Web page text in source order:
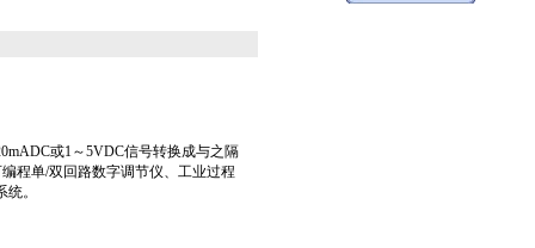
或1～5VDC信号转换成与之隔
程单/双回路数字调节仪、工业过程
。